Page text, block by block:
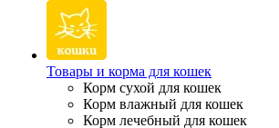
Товары и корма для кошек
Корм сухой для кошек
Корм влажный для кошек
Корм лечебный для кошек